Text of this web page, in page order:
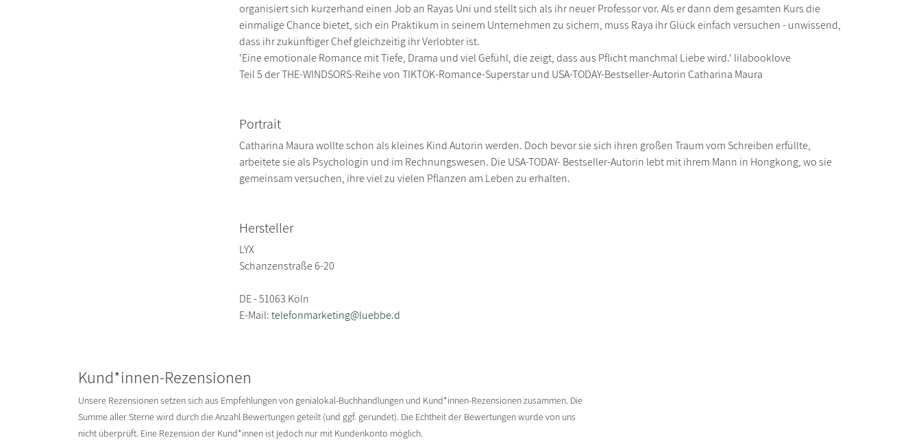
organisiert sich kurzerhand einen Job an Rayas Uni und stellt sich als ihr neuer Professor vor. Als er dann dem gesamten Kurs die
einmalige Chance bietet, sich ein Praktikum in seinem Unternehmen zu sichern, muss Raya ihr Glück einfach versuchen - unwissend,
dass ihr zukünftiger Chef gleichzeitig ihr Verlobter ist.
'Eine emotionale Romance mit Tiefe, Drama und viel Gefühl, die zeigt, dass aus Pflicht manchmal Liebe wird.' lilabooklove
Teil 5 der THE-WINDSORS-Reihe von TIKTOK-Romance-Superstar und USA-TODAY-Bestseller-Autorin Catharina Maura
Portrait
Catharina Maura wollte schon als kleines Kind Autorin werden. Doch bevor sie sich ihren großen Traum vom Schreiben erfüllte,
arbeitete sie als Psychologin und im Rechnungswesen. Die USA-TODAY- Bestseller-Autorin lebt mit ihrem Mann in Hongkong, wo sie
gemeinsam versuchen, ihre viel zu vielen Pflanzen am Leben zu erhalten.
Hersteller
LYX
Schanzenstraße 6-20
DE - 51063 Köln
E-Mail:telefonmarketing@luebbe.d
Kund*innen-Rezensionen
Unsere Rezensionen setzen sich aus Empfehlungen von genialokal-Buchhandlungen und Kund*innen-Rezensionen zusammen. Die
Summe aller Sterne wird durch die Anzahl Bewertungen geteilt (und ggf. gerundet). Die Echtheit der Bewertungen wurde von uns
nicht überprüft. Eine Rezension der Kund*innen ist jedoch nur mit Kundenkonto möglich.